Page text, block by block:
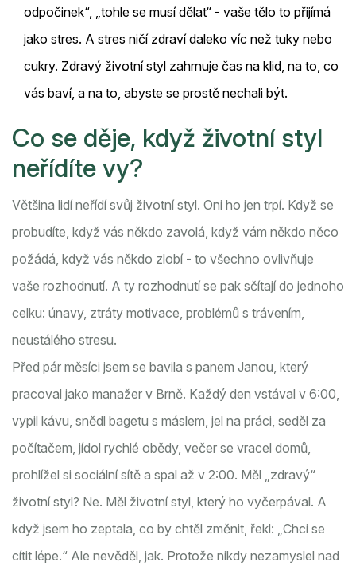
odpočinek“, „tohle se musí dělat“ - vaše tělo to přijímá
jako stres. A stres ničí zdraví daleko víc než tuky nebo
cukry. Zdravý životní styl zahrnuje čas na klid, na to, co
vás baví, a na to, abyste se prostě nechali být.
Co se děje, když životní styl
neřídíte vy?
Většina lidí neřídí svůj životní styl. Oni ho jen trpí. Když se
probudíte, když vás někdo zavolá, když vám někdo něco
požádá, když vás někdo zlobí - to všechno ovlivňuje
vaše rozhodnutí. A ty rozhodnutí se pak sčítají do jednoho
celku: únavy, ztráty motivace, problémů s trávením,
neustálého stresu.
Před pár měsíci jsem se bavila s panem Janou, který
pracoval jako manažer v Brně. Každý den vstával v 6:00,
vypil kávu, snědl bagetu s máslem, jel na práci, seděl za
počítačem, jídol rychlé obědy, večer se vracel domů,
prohlížel si sociální sítě a spal až v 2:00. Měl „zdravý“
životní styl? Ne. Měl životní styl, který ho vyčerpával. A
když jsem ho zeptala, co by chtěl změnit, řekl: „Chci se
cítit lépe.“ Ale nevěděl, jak. Protože nikdy nezamyslel nad